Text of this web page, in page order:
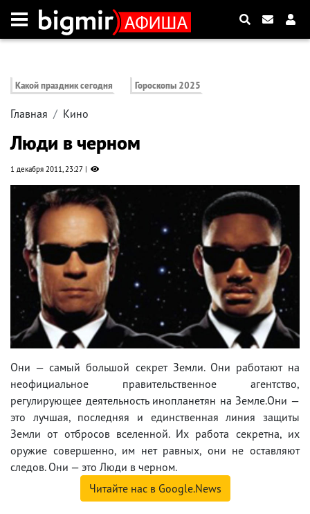
Какой праздник сегодня Гороскопы 2025
Главная Кино
Люди в черном
1 декабря 2011, 23:27
Они — самый большой секрет Земли. Они работают на
неофициальное правительственное агентство,
регулирующее деятельность инопланетян на Земле.Они —
это лучшая, последняя и единственная линия защиты
Земли от отбросов вселенной. Их работа секретна, их
оружие совершенно, им нет равных, они не оставляют
следов. Они — это Люди в черном.
Читайте нас в Google.News